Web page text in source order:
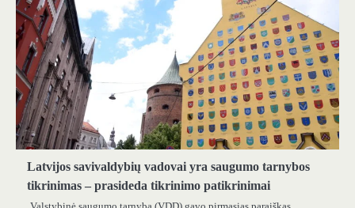
Latvijos savivaldybių vadovai yra saugumo tarnybos
tikrinimas – prasideda tikrinimo patikrinimai